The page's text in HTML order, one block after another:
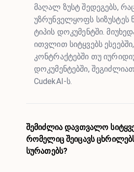
მაღალ ზუსტ შედეგებს,
უზრუნველყოფს სიზუსტეს
ტიპის დოკუმენტში.
ითვლით სიტყვებს ესეებში,
კონტრაქტებში თუ
დოკუმენტებში,
CudekAI-ს.
შემიძლია დავთვალო
რომელიც შეიცავს
სურათებს?